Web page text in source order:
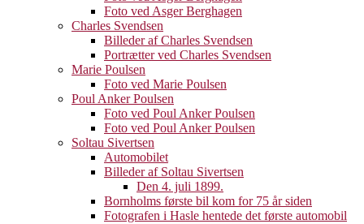
Foto ved Asger Berghagen
Charles Svendsen
Billeder af Charles Svendsen
Portrætter ved Charles Svendsen
Marie Poulsen
Foto ved Marie Poulsen
Poul Anker Poulsen
Foto ved Poul Anker Poulsen
Foto ved Poul Anker Poulsen
Soltau Sivertsen
Automobilet
Billeder af Soltau Sivertsen
Den 4. juli 1899.
Bornholms første bil kom for 75 år siden
Fotografen i Hasle hentede det første automobil